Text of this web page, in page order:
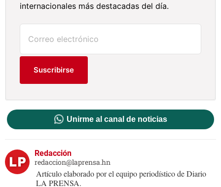
internacionales más destacadas del día.
Suscribirse
Unirme al canal de noticias
Redacción
redaccion@laprensa.hn
Artículo elaborado por el equipo periodístico de Diario
LA PRENSA.